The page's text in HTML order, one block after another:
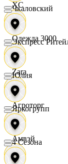
XC
Одежда 3000
Zara
Агроторг
Амвэй
Чкаловский
Экспресс
Юлия
Яркогрупп
4 Сезона